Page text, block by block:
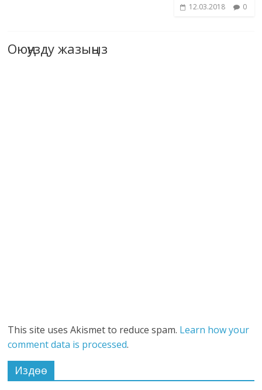
12.03.2018 0
Оюңузду жазыңыз
This site uses Akismet to reduce spam. Learn how your
comment data is processed.
Издөө